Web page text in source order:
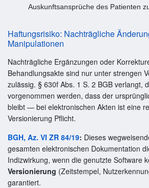
Auskunftsansprüche des Patienten
Haftungsrisiko: Nachträgliche
Manipulationen
Nachträgliche Ergänzungen oder
Behandlungsakte sind nur unter strengen
zulässig. § 630f Abs. 1 S. 2 BGB verlangt,
vorgenommen werden, dass der
bleibt — bei elektronischen Akten ist eine
Versionierung Pflicht.
BGH, Az. VI ZR 84/19: Dieses
gesamten elektronischen Dokumentation
Indizwirkung, wenn die genutzte Software
Versionierung (Zeitstempel,
garantiert.